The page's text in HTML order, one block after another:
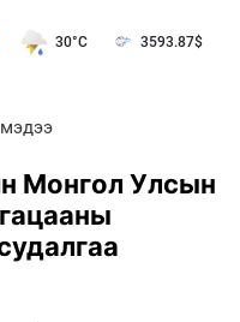
30°C 3593.87$
Монгол Улсын